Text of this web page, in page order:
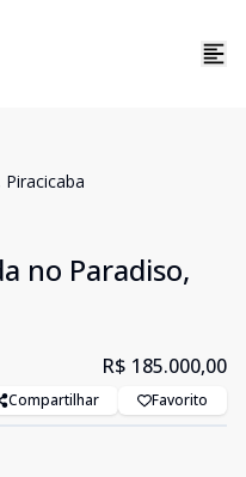
no Paradiso,
R$ 185.000,00
Compartilhar Favorito